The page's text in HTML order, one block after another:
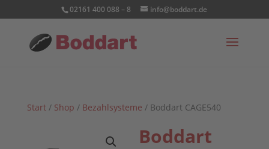
02161 400 088 – 8 info@boddart.de
Start/ Shop / Bezahlsysteme / Boddart CAGE540
Boddart